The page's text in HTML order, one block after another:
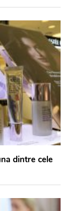
dintre cele